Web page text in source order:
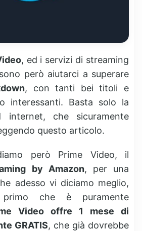
, ed i servizi di streaming
però aiutarci a superare
, con tanti bei titoli e
interessanti. Basta solo la
internet, che sicuramente
questo articolo.
però Prime Video, il
by Amazon, per una
adesso vi diciamo meglio,
che è puramente
Video offre 1 mese di
GRATIS, che già dovrebbe